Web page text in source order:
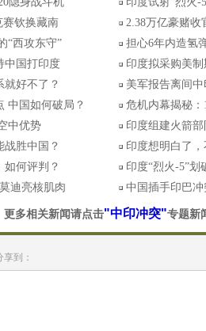
赛钦换藏南
2.38万亿豪赌收
“西攻东守”
担心6年内造氢
中国打印度
印度拟采购美
就好不了？
美军报告离间
中国如何破局？
危机内幕揭秘
中优势
印度组建火箭
战胜中国？
印度想明白了
如何评判？
印度“烈火-5”
迪亮核肌肉
中国插手印巴
更多相关新闻请点击"中印冲突"专题新
享到：